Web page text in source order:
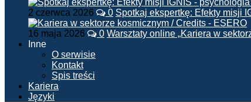
2 czerwca 2026 0 Spotkaj ekspertkę: Efekty misji
16 maja 2026 0 Warsztaty online „Kariera w
Inne
O serwisie
Kontakt
Spis treści
Kariera
Języki